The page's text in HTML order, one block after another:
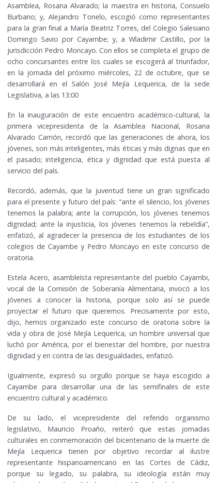
Asamblea, Rosana Alvarado; la maestra en historia, Consuelo
Burbano; y, Alejandro Tonelo, escogió como representantes
para la gran final a María Beatriz Torres, del Colegio Salesiano
Domingo Savio por Cayambe; y, a Wladimir Castillo, por la
jurisdicción Pedro Moncayo. Con ellos se completa el grupo de
ocho concursantes entre los cuales se escogerá al triunfador,
en la jornada del próximo miércoles, 22 de octubre, que se
desarrollará en el Salón José Mejía Lequerica, de la sede
Legislativa, a las 13:00
En la inauguración de este encuentro académico-cultural, la
primera vicepresidenta de la Asamblea Nacional, Rosana
Alvarado Carrión, recordó que las generaciones de ahora, los
jóvenes, son más inteligentes, más éticas y más dignas que en
el pasado; inteligencia, ética y dignidad que está puesta al
servicio del país.
Recordó, además, que la juventud tiene un gran significado
para el presente y futuro del país: “ante el silencio, los jóvenes
tenemos la palabra; ante la corrupción, los jóvenes tenemos
dignidad; ante la injusticia, los jóvenes tenemos la rebeldía”,
enfatizó, al agradecer la presencia de los estudiantes de los
colegios de Cayambe y Pedro Moncayo en este concurso de
oratoria.
Estela Acero, asambleísta representante del pueblo Cayambi,
vocal de la Comisión de Soberanía Alimentaria, invocó a los
jóvenes a conocer la historia, porque solo así se puede
proyectar el futuro que queremos. Precisamente por esto,
dijo, hemos organizado este concurso de oratoria sobre la
vida y obra de José Mejía Lequerica, un hombre universal que
luchó por América, por el bienestar del hombre, por nuestra
dignidad y en contra de las desigualdades, enfatizó.
Igualmente, expresó su orgullo porque se haya escogido a
Cayambe para desarrollar una de las semifinales de este
encuentro cultural y académico.
De su lado, el vicepresidente del referido organismo
legislativo, Mauricio Proaño, reiteró que estas jornadas
culturales en conmemoración del bicentenario de la muerte de
Mejía Lequerica tienen por objetivo recordar al ilustre
representante hispanoamericano en las Cortes de Cádiz,
porque su legado, su palabra, su ideología están muy